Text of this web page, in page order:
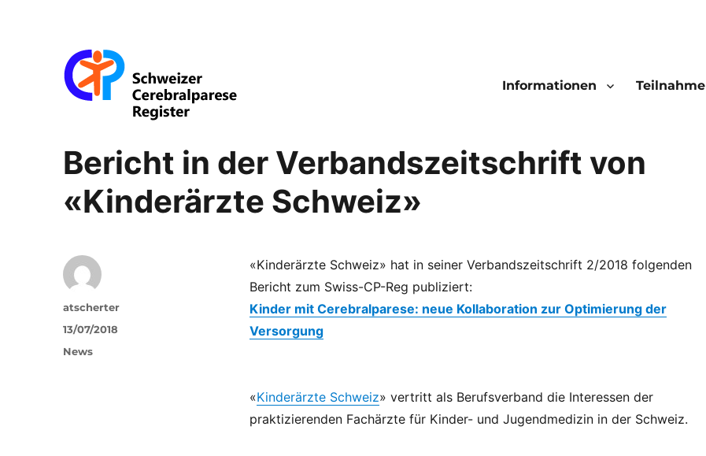
Swiss-CP-Reg
Informationen Teilnahme
Bericht in der Verbandszeitschrift von
«Kinderärzte Schweiz»
«Kinderärzte Schweiz» hat in seiner Verbandszeitschrift 2/2018 folgenden
Bericht zum Swiss-CP-Reg publiziert:
Kinder mit Cerebralparese: neue Kollaboration zur Optimierung der
Versorgung
«Kinderärzte Schweiz» vertritt als Berufsverband die Interessen der
praktizierenden Fachärzte für Kinder- und Jugendmedizin in der Schweiz.
Autor
atscherter
Veröffentlicht
13/07/2018
Kategorien
News